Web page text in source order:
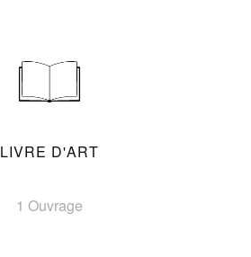
LIVRE D'ART
1 Ouvrage